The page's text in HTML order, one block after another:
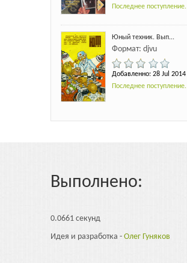
Последнее поступление.
Юный техник. Вып...
Формат: djvu
Добавленно: 28 Jul 2014
Последнее поступление.
Выполнено:
0.0661 секунд
Идея и разработка - Олег Гуняков